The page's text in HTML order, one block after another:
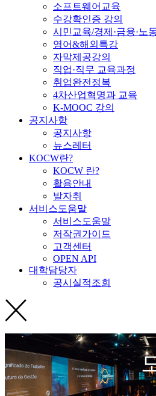
소프트웨어교육
수강확인증 강의
시민교육/경제·금융·노
영어&해외특강
자막제공강의
직업·직무 교육과정
취업완전정복
4차산업혁명과 교육
K-MOOC 강의
공지사항
공지사항
뉴스레터
KOCW란?
KOCW 란?
활용안내
발자취
서비스도움말
서비스도움말
저작권가이드
고객센터
OPEN API
대학담당자
공시실적조회